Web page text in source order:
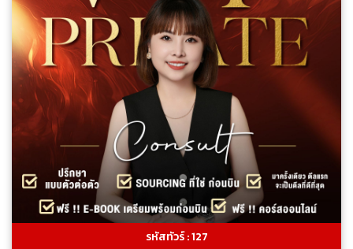
รหัสทัวร์ : 127